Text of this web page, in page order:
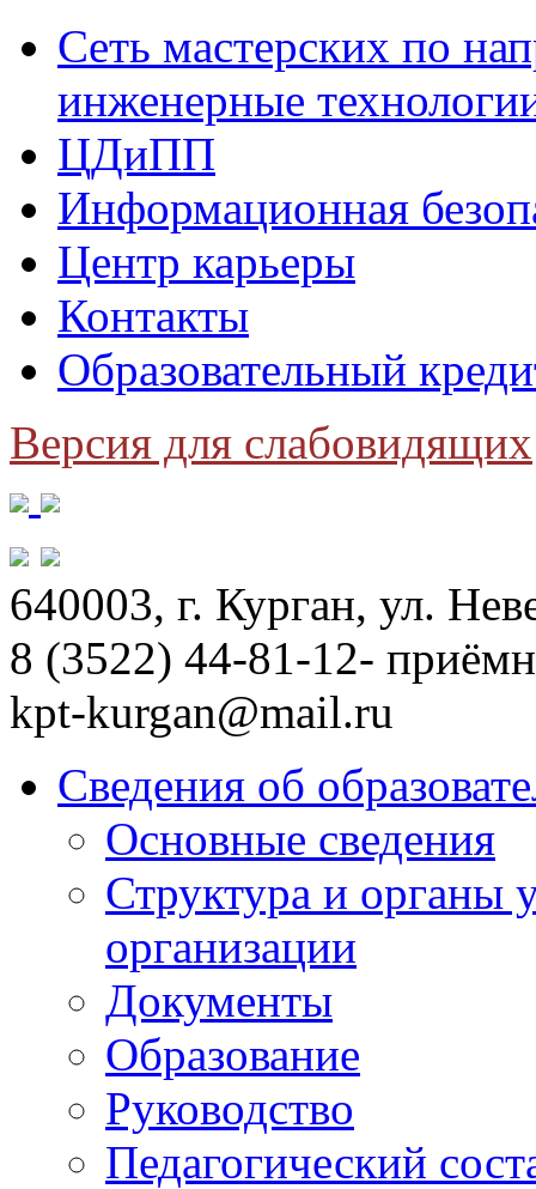
Сеть мастерских по
инженерные
ЦДиПП
Информационная
Центр карьеры
Контакты
Образовательный
Версия для слабовидящих
640003, г. Курган, ул.
8 (3522) 44-81-12-
kpt-kurgan@mail.ru
Сведения об
Основные сведения
Структура и органы
организации
Документы
Образование
Руководство
Педагогический